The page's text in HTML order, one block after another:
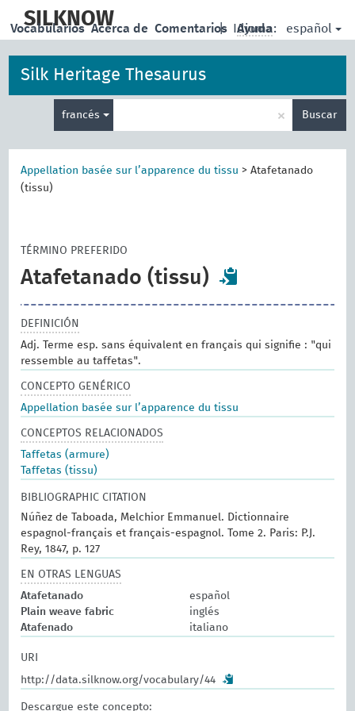
main
SILKNOW | Idioma: español
Vocabularios Acerca de Comentarios Ayuda
Silk Heritage Thesaurus
francés × Buscar
Appellation basée sur l’apparence du tissu >Atafetanado
(tissu)
TÉRMINO PREFERIDO
Atafetanado (tissu)
DEFINICIÓN
Adj. Terme esp. sans équivalent en français qui signifie : "qui
ressemble au taffetas".
CONCEPTO GENÉRICO
Appellation basée sur l’apparence du tissu
CONCEPTOS RELACIONADOS
Taffetas (armure)
Taffetas (tissu)
BIBLIOGRAPHIC CITATION
Núñez de Taboada, Melchior Emmanuel. Dictionnaire
espagnol-français et français-espagnol. Tome 2. Paris: P.J.
Rey, 1847, p. 127
EN OTRAS LENGUAS
Atafetanado
español
Plain weave fabric
inglés
Atafenado
italiano
URI
http://data.silknow.org/vocabulary/44
Descargue este concepto: